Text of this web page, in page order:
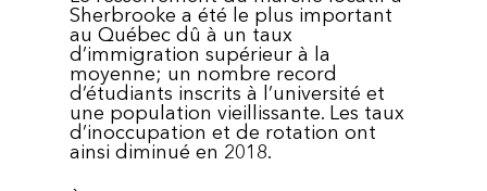
Sherbrooke a été le plus important
au Québec dû à un taux
d’immigration supérieur à la
moyenne; un nombre record
d’étudiants inscrits à l’université et
une population vieillissante. Les taux
d’inoccupation et de rotation ont
ainsi diminué en 2018.